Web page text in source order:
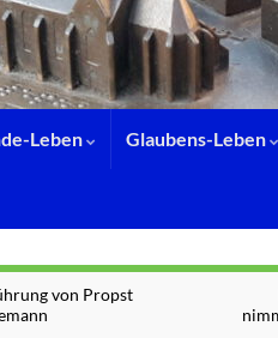
Leben Glaubens-Leben
von Propst